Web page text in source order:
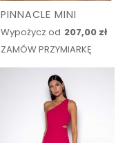
PINNACLE MINI
Wypożycz od 207,00 zł
ZAMÓW PRZYMIARKĘ